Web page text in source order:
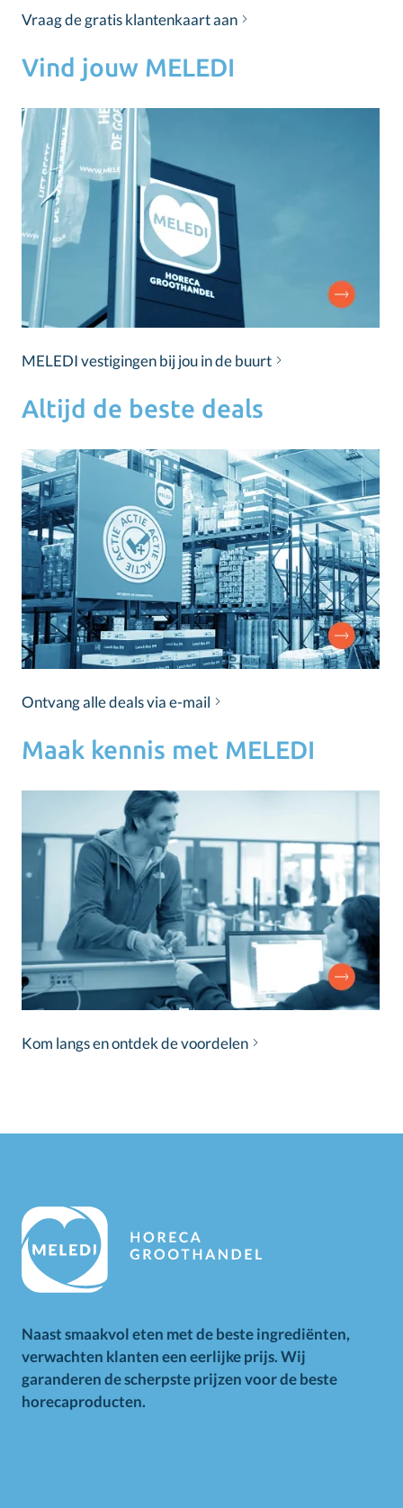
Vraag de gratis klantenkaart aan
Vind jouw MELEDI
MELEDI vestigingen bij jou in de buurt
Altijd de beste deals
Ontvang alle deals via e-mail
Maak kennis met MELEDI
Kom langs en ontdek de voordelen
Naast smaakvol eten met de beste ingrediënten,
verwachten klanten een eerlijke prijs. Wij
garanderen de scherpste prijzen voor de beste
horecaproducten.